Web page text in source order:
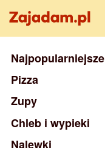
Najpopularniejsze
Pizza
Zupy
Chleb i wypieki
Nalewki